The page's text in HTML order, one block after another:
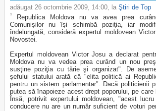
adăugat 26 octombrie 2009, 14:00, la Ştiri de Top
Republica Moldova nu va avea prea
Comunişilor nu îşi schimbă poziţia, iar
îndelungată, consideră expertul moldovean
Novostei.
Expertul moldovean Victor Josu a declarat
Moldova nu va vedea prea curând un nou
susţine poziţia cu tărie şi organizat". De
şefului statului arată că "elita politică ai
pentru un sistem parlamentar". Dacă politicienii
putea să înapoieze acest drept poporului, pe
Însă, potrivit expertului moldovean, "acest
conducere nu are un număr suficient de voturi